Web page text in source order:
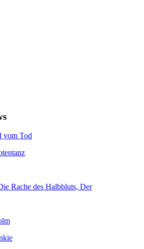
vom Tod
Rache des Halbbluts, Der